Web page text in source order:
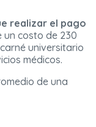
realizar el pago
un costo de 230
universitario
médicos.
de una